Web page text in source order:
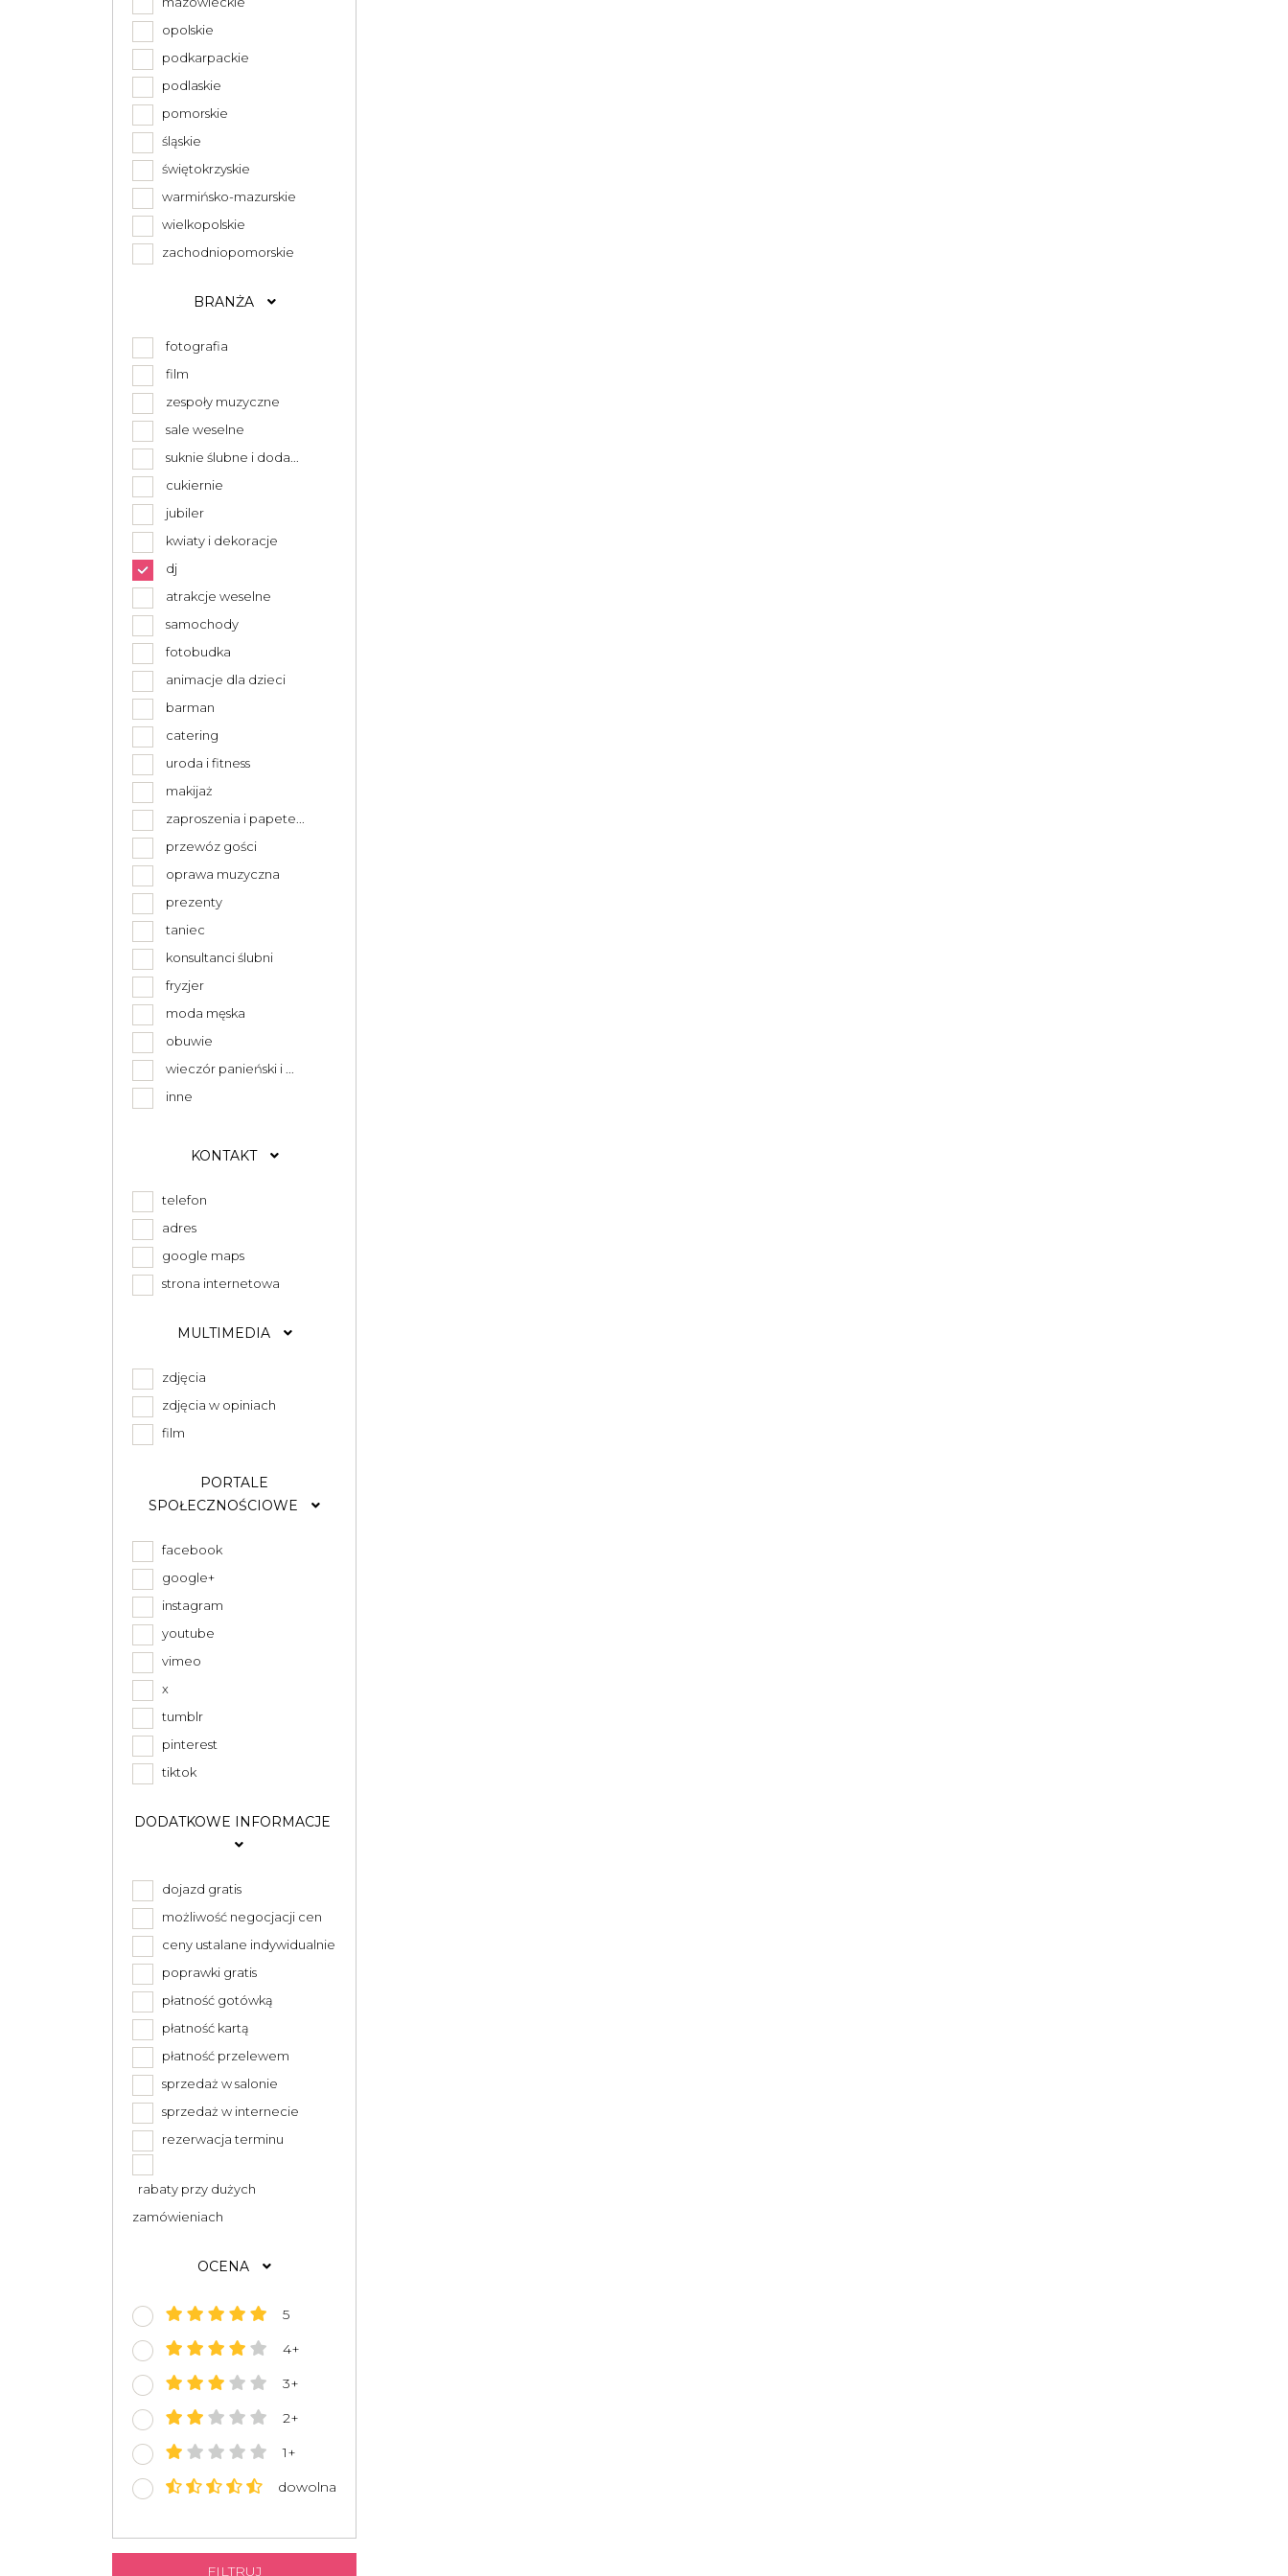
opolskie
podkarpackie
podlaskie
pomorskie
śląskie
świętokrzyskie
warmińsko-mazurskie
wielkopolskie
zachodniopomorskie
BRANŻA
fotografia
film
zespoły muzyczne
sale weselne
suknie ślubne i doda...
cukiernie
jubiler
kwiaty i dekoracje
dj
atrakcje weselne
samochody
fotobudka
animacje dla dzieci
barman
catering
uroda i fitness
makijaż
zaproszenia i papete...
przewóz gości
oprawa muzyczna
prezenty
taniec
konsultanci ślubni
fryzjer
moda męska
obuwie
wieczór panieński i ...
inne
KONTAKT
telefon
adres
google maps
strona internetowa
MULTIMEDIA
zdjęcia
zdjęcia w opiniach
film
PORTALE
SPOŁECZNOŚCIOWE
facebook
google+
instagram
youtube
vimeo
x
tumblr
pinterest
tiktok
DODATKOWE INFORMACJE
dojazd gratis
możliwość negocjacji cen
ceny ustalane indywidualnie
poprawki gratis
płatność gotówką
płatność kartą
płatność przelewem
sprzedaż w salonie
sprzedaż w internecie
rezerwacja terminu
rabaty przy dużych
zamówieniach
OCENA
5
4+
3+
2+
1+
dowolna
FILTRUJ